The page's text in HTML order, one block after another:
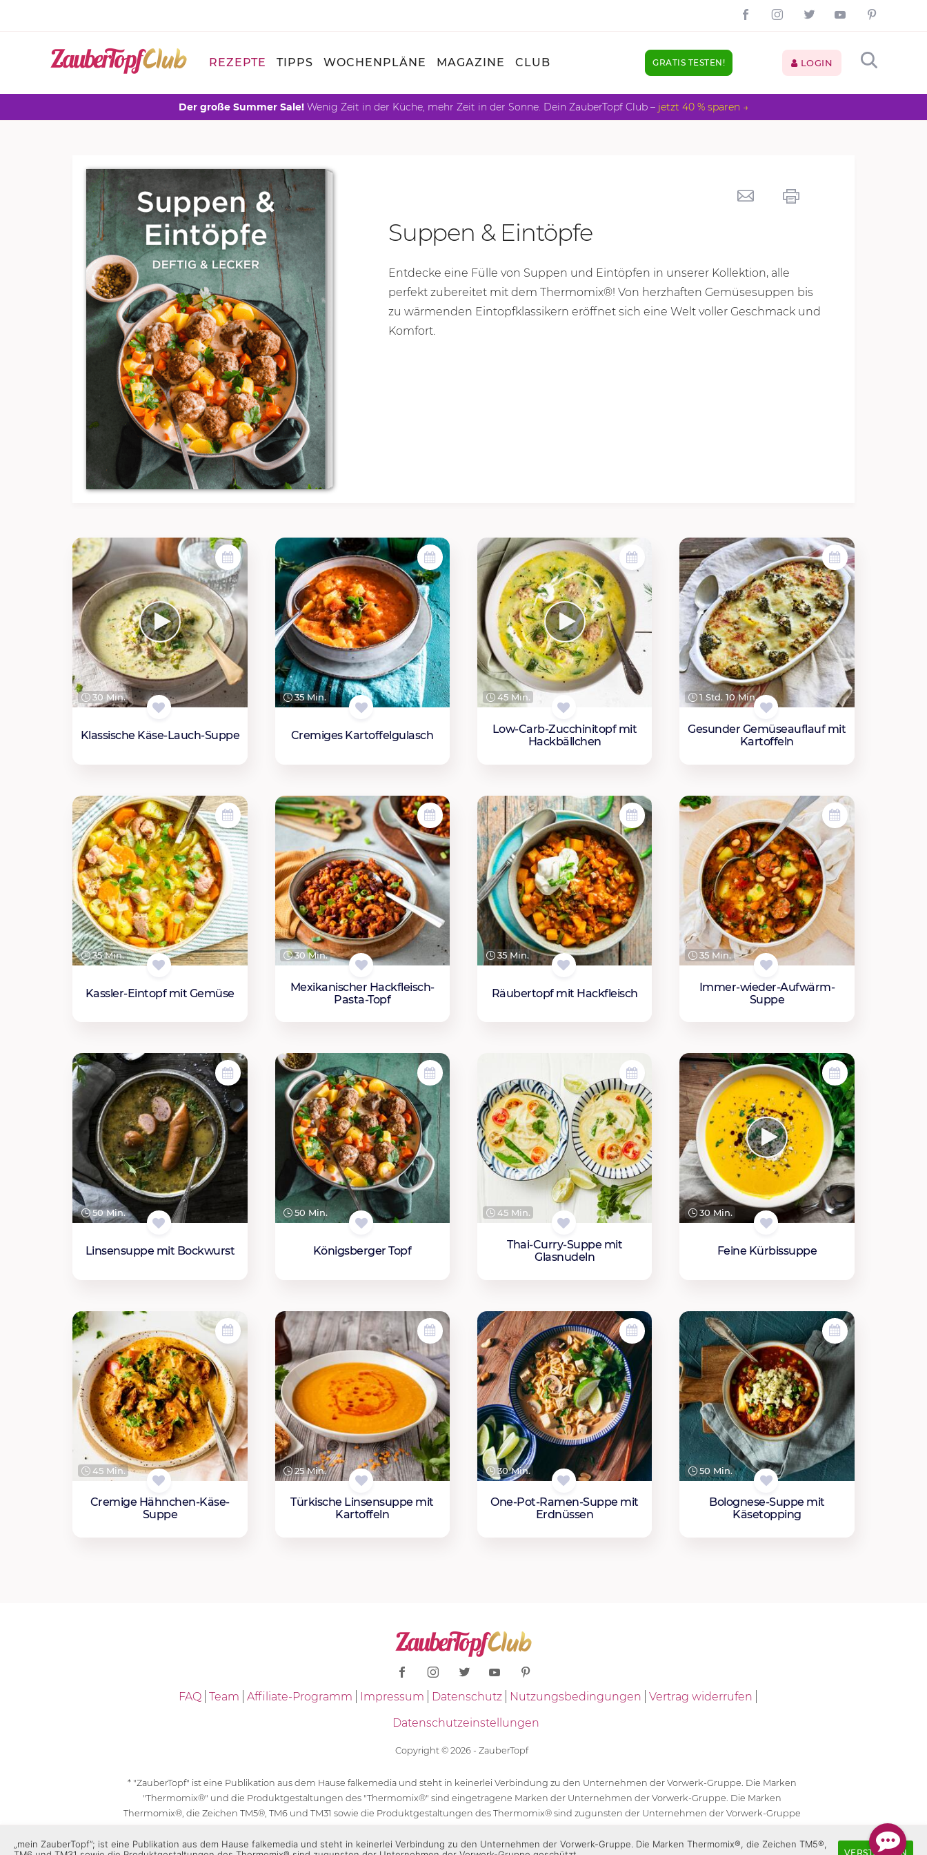
REZEPTE TIPPS WOCHENPLÄNE MAGAZINE CLUB GRATIS TESTEN! LOGIN
Der große Summer Sale! Wenig Zeit in der Küche, mehr Zeit in der Sonne. Dein ZauberTopf Club – jetzt 40 % sparen →
Suppen & Eintöpfe
Entdecke eine Fülle von Suppen und Eintöpfen in unserer Kollektion, alle
perfekt zubereitet mit dem Thermomix®! Von herzhaften Gemüsesuppen bis
zu wärmenden Eintopfklassikern eröffnet sich eine Welt voller Geschmack und
Komfort.
30 Min.
Klassische Käse-Lauch-Suppe
35 Min.
Cremiges Kartoffelgulasch
45 Min.
Low-Carb-Zucchinitopf mit
Hackbällchen
1 Std. 10 Min.
Gesunder Gemüseauflauf mit
Kartoffeln
35 Min.
Kassler-Eintopf mit Gemüse
30 Min.
Mexikanischer Hackfleisch-
Pasta-Topf
35 Min.
Räubertopf mit Hackfleisch
35 Min.
Immer-wieder-Aufwärm-
Suppe
50 Min.
Linsensuppe mit Bockwurst
50 Min.
Königsberger Topf
45 Min.
Thai-Curry-Suppe mit
Glasnudeln
30 Min.
Feine Kürbissuppe
45 Min.
Cremige Hähnchen-Käse-
Suppe
25 Min.
Türkische Linsensuppe mit
Kartoffeln
30 Min.
One-Pot-Ramen-Suppe mit
Erdnüssen
50 Min.
Bolognese-Suppe mit
Käsetopping
FAQ Team Affiliate-Programm Impressum Datenschutz Nutzungsbedingungen
Vertrag widerrufen
Datenschutzeinstellungen
Copyright © 2026 - ZauberTopf
* "ZauberTopf" ist eine Publikation aus dem Hause falkemedia und steht in keinerlei Verbindung zu den Unternehmen der Vorwerk-Gruppe. Die Marken
"Thermomix®" und die Produktgestaltungen des "Thermomix®" sind eingetragene Marken der Unternehmen der Vorwerk-Gruppe. Die Marken
Thermomix®, die Zeichen TM5®, TM6 und TM31 sowie die Produktgestaltungen des Thermomix® sind zugunsten der Unternehmen der Vorwerk-Gruppe
„mein ZauberTopf”; ist eine Publikation aus dem Hause falkemedia und steht in keinerlei Verbindung zu den Unternehmen der Vorwerk-Gruppe. Die Marken Thermomix®, die Zeichen TM5®,
VERSTANDEN